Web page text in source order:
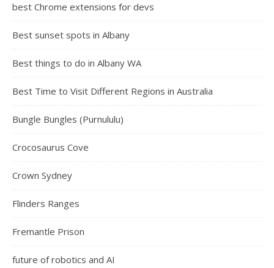
best Chrome extensions for devs
Best sunset spots in Albany
Best things to do in Albany WA
Best Time to Visit Different Regions in Australia
Bungle Bungles (Purnululu)
Crocosaurus Cove
Crown Sydney
Flinders Ranges
Fremantle Prison
future of robotics and AI